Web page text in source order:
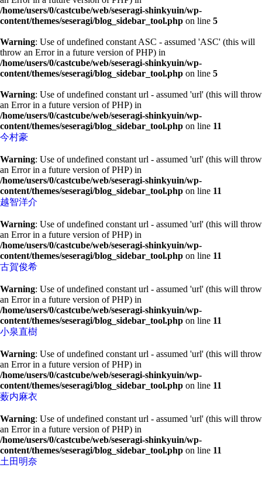
/home/users/0/castcube/web/seseragi-shinkyuin/wp-
content/themes/seseragi/blog_sidebar_tool.php on line 5
Warning: Use of undefined constant ASC - assumed 'ASC' (this will
throw an Error in a future version of PHP) in
/home/users/0/castcube/web/seseragi-shinkyuin/wp-
content/themes/seseragi/blog_sidebar_tool.php on line 5
Warning: Use of undefined constant url - assumed 'url' (this will throw
an Error in a future version of PHP) in
/home/users/0/castcube/web/seseragi-shinkyuin/wp-
content/themes/seseragi/blog_sidebar_tool.php on line 11
今村豪
Warning: Use of undefined constant url - assumed 'url' (this will throw
an Error in a future version of PHP) in
/home/users/0/castcube/web/seseragi-shinkyuin/wp-
content/themes/seseragi/blog_sidebar_tool.php on line 11
越智洋介
Warning: Use of undefined constant url - assumed 'url' (this will throw
an Error in a future version of PHP) in
/home/users/0/castcube/web/seseragi-shinkyuin/wp-
content/themes/seseragi/blog_sidebar_tool.php on line 11
古賀俊希
Warning: Use of undefined constant url - assumed 'url' (this will throw
an Error in a future version of PHP) in
/home/users/0/castcube/web/seseragi-shinkyuin/wp-
content/themes/seseragi/blog_sidebar_tool.php on line 11
小泉直樹
Warning: Use of undefined constant url - assumed 'url' (this will throw
an Error in a future version of PHP) in
/home/users/0/castcube/web/seseragi-shinkyuin/wp-
content/themes/seseragi/blog_sidebar_tool.php on line 11
薮内麻衣
Warning: Use of undefined constant url - assumed 'url' (this will throw
an Error in a future version of PHP) in
/home/users/0/castcube/web/seseragi-shinkyuin/wp-
content/themes/seseragi/blog_sidebar_tool.php on line 11
土田明奈